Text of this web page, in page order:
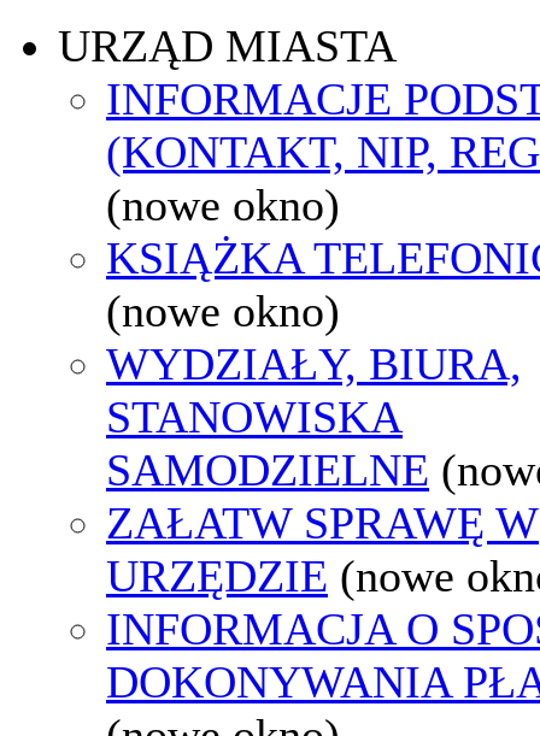
URZĄD MIASTA
INFORMACJE
(KONTAKT, NIP,
(nowe okno)
KSIĄŻKA
(nowe okno)
WYDZIAŁY, BIURA,
STANOWISKA
SAMODZIELNE
ZAŁATW SPRAWĘ W
URZĘDZIE (nowe
INFORMACJA O
DOKONYWANIA